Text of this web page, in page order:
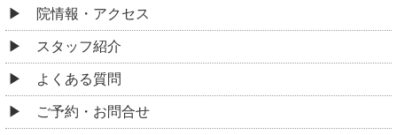
院情報・アクセス
スタッフ紹介
よくある質問
ご予約・お問合せ